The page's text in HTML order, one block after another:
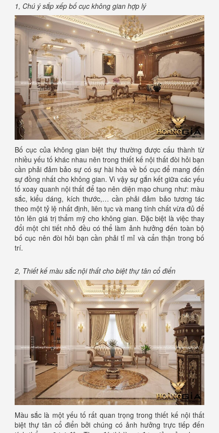
1, Chú ý sắp xếp bố cục không gian hợp lý
Bố cục của không gian biệt thự thường được cấu thành từ
nhiều yếu tố khác nhau nên trong thiết kế nội thất đòi hỏi bạn
cần phải đảm bảo sự có sự hài hòa về bố cục để mang đến
sự đồng nhất cho không gian. Vì vậy sự gắn kết giữa các yếu
tố xoay quanh nội thất để tạo nên diện mạo chung như: màu
sắc, kiểu dáng, kích thước,… cần phải đảm bảo tương tác
theo một tỷ lệ nhất định, liên tục và mang tính chất vừa đủ để
tôn lên giá trị thẩm mỹ cho không gian. Đặc biệt là việc thay
đổi một chi tiết nhỏ đều có thể làm ảnh hưởng đến toàn bộ
bố cục nên đòi hỏi bạn cần phải tỉ mỉ và cẩn thận trong bố
trí.
2, Thiết kế màu sắc nội thất cho biệt thự tân cổ điển
Màu sắc là một yếu tố rất quan trọng trong thiết kế nội thất
biệt thự tân cổ điển bởi chúng có ảnh hưởng trực tiếp đến